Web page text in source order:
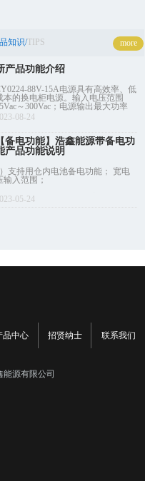
知识/TIPS more
产品功能介绍
88V-15A电源具有高效率、低
本的换电柜电源。输入电压范围
～300Vac；电源输出最大功率
，最大电流15A，输出电压范
电源具有输出短路保护、反接保护、
出过压过流保护、通讯中断保护、
温保护、输出防打火、输入欠压保
、输入过压保护等功能；同时具备
流输入电压实时上报功能。
08-24
【备电功能】浩鑫能源带备电功
产品功能说明
支持用仓内电池备电功能； 宽电
输入范围；
自动识别电池类型，兼容48V/60V
05-24
品中心 招贤纳士 联系我们
能源有限公司